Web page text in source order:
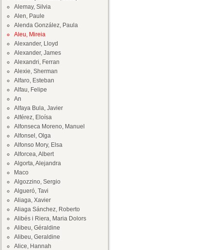
Alemay, Silvia
Alen, Paule
Alenda González, Paula
Aleu, Mireia
Alexander, Lloyd
Alexander, James
Alexandri, Ferran
Alexie, Sherman
Alfaro, Esteban
Alfau, Felipe
An
Alfaya Bula, Javier
Alférez, Eloísa
Alfonseca Moreno, Manuel
Alfonsel, Olga
Alfonso Mory, Elsa
Alforcea, Albert
Algorta, Alejandra
Maco
Algozzino, Sergio
Algueró, Tavi
Aliaga, Xavier
Aliaga Sánchez, Roberto
Alibés i Riera, Maria Dolors
Alibeu, Géraldine
Alibeu, Geraldine
Alice, Hannah